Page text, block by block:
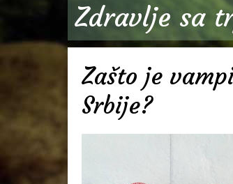
Zdravlje sa
Zašto je
Srbije?